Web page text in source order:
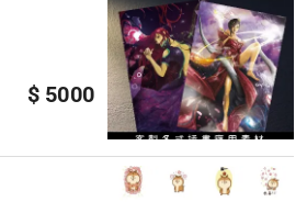
$ 5000